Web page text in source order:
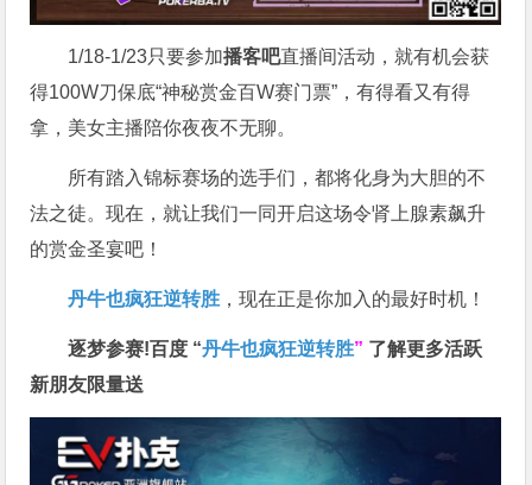
1/18-1/23只要参加播客吧直播间活动，就有机会获
得100W刀保底“神秘赏金百W赛门票”，有得看又有得
拿，美女主播陪你夜夜不无聊。
所有踏入锦标赛场的选手们，都将化身为大胆的不
法之徒。现在，就让我们一同开启这场令肾上腺素飙升
的赏金圣宴吧！
丹牛也疯狂逆转胜 ，现在正是你加入的最好时机！
逐梦参赛!百度 “丹牛也疯狂逆转胜” 了解更多活跃
新朋友限量送